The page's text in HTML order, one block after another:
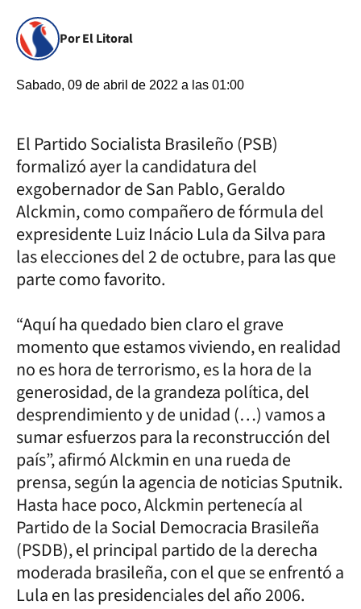
Por El Litoral
Sabado, 09 de abril de 2022 a las 01:00
El Partido Socialista Brasileño (PSB)
formalizó ayer la candidatura del
exgobernador de San Pablo, Geraldo
Alckmin, como compañero de fórmula del
expresidente Luiz Inácio Lula da Silva para
las elecciones del 2 de octubre, para las que
parte como favorito.
“Aquí ha quedado bien claro el grave
momento que estamos viviendo, en realidad
no es hora de terrorismo, es la hora de la
generosidad, de la grandeza política, del
desprendimiento y de unidad (…) vamos a
sumar esfuerzos para la reconstrucción del
país”, afirmó Alckmin en una rueda de
prensa, según la agencia de noticias Sputnik.
Hasta hace poco, Alckmin pertenecía al
Partido de la Social Democracia Brasileña
(PSDB), el principal partido de la derecha
moderada brasileña, con el que se enfrentó a
Lula en las presidenciales del año 2006.